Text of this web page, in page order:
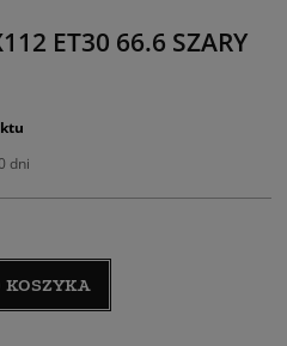
ET30 66.6 SZARY
dni
KOSZYKA